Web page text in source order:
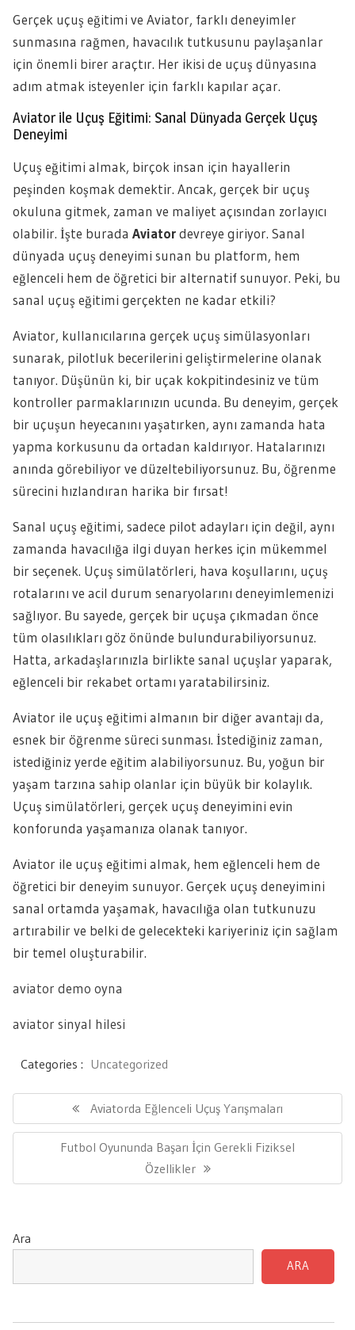
Gerçek uçuş eğitimi ve Aviator, farklı deneyimler
sunmasına rağmen, havacılık tutkusunu paylaşanlar
için önemli birer araçtır. Her ikisi de uçuş dünyasına
adım atmak isteyenler için farklı kapılar açar.
Aviator ile Uçuş Eğitimi: Sanal Dünyada Gerçek Uçuş
Deneyimi
Uçuş eğitimi almak, birçok insan için hayallerin
peşinden koşmak demektir. Ancak, gerçek bir uçuş
okuluna gitmek, zaman ve maliyet açısından zorlayıcı
olabilir. İşte burada Aviatordevreye giriyor. Sanal
dünyada uçuş deneyimi sunan bu platform, hem
eğlenceli hem de öğretici bir alternatif sunuyor. Peki, bu
sanal uçuş eğitimi gerçekten ne kadar etkili?
Aviator, kullanıcılarına gerçek uçuş simülasyonları
sunarak, pilotluk becerilerini geliştirmelerine olanak
tanıyor. Düşünün ki, bir uçak kokpitindesiniz ve tüm
kontroller parmaklarınızın ucunda. Bu deneyim, gerçek
bir uçuşun heyecanını yaşatırken, aynı zamanda hata
yapma korkusunu da ortadan kaldırıyor. Hatalarınızı
anında görebiliyor ve düzeltebiliyorsunuz. Bu, öğrenme
sürecini hızlandıran harika bir fırsat!
Sanal uçuş eğitimi, sadece pilot adayları için değil, aynı
zamanda havacılığa ilgi duyan herkes için mükemmel
bir seçenek. Uçuş simülatörleri, hava koşullarını, uçuş
rotalarını ve acil durum senaryolarını deneyimlemenizi
sağlıyor. Bu sayede, gerçek bir uçuşa çıkmadan önce
tüm olasılıkları göz önünde bulundurabiliyorsunuz.
Hatta, arkadaşlarınızla birlikte sanal uçuşlar yaparak,
eğlenceli bir rekabet ortamı yaratabilirsiniz.
Aviator ile uçuş eğitimi almanın bir diğer avantajı da,
esnek bir öğrenme süreci sunması. İstediğiniz zaman,
istediğiniz yerde eğitim alabiliyorsunuz. Bu, yoğun bir
yaşam tarzına sahip olanlar için büyük bir kolaylık.
Uçuş simülatörleri, gerçek uçuş deneyimini evin
konforunda yaşamanıza olanak tanıyor.
Aviator ile uçuş eğitimi almak, hem eğlenceli hem de
öğretici bir deneyim sunuyor. Gerçek uçuş deneyimini
sanal ortamda yaşamak, havacılığa olan tutkunuzu
artırabilir ve belki de gelecekteki kariyeriniz için sağlam
bir temel oluşturabilir.
aviator demo oyna
aviator sinyal hilesi
Categories : Uncategorized
Previous
Post:
Aviatorda Eğlenceli Uçuş Yarışmaları
Next
Futbol Oyununda Başarı İçin Gerekli Fiziksel
Özellikler
Ara
ARA